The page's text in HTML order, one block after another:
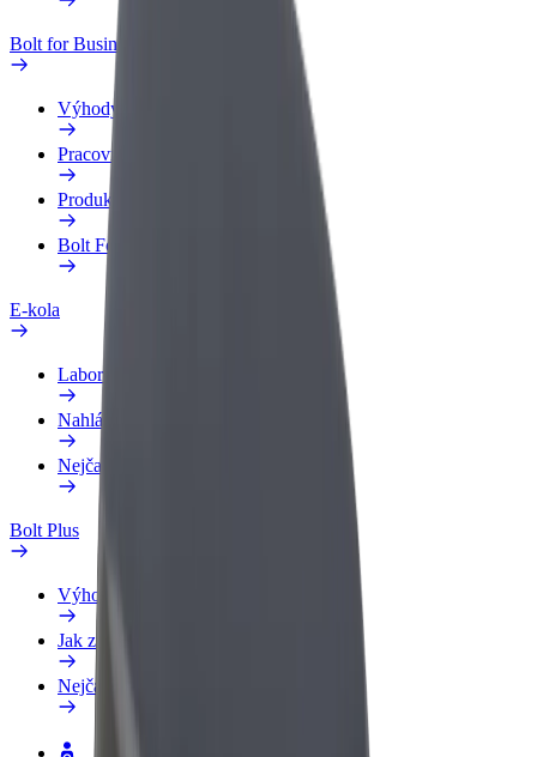
Bolt for Business
Výhody
Pracovní profil
Produkty
Bolt Food pro Business
E-kola
Laboratoř bezpečnosti
Nahlásit problém
Nejčastější otázky
Bolt Plus
Výhody
Jak získat členství
Nejčastější otázky